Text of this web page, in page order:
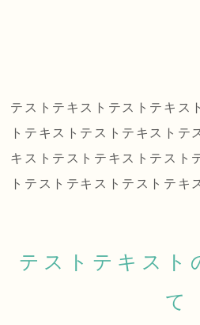
テストテキストテストテキス
トテキストテストテキストテ
キストテストテキストテスト
トテストテキストテストテキ
テストテキスト
て